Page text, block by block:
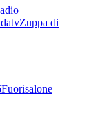
Zuppa di
Fuorisalone